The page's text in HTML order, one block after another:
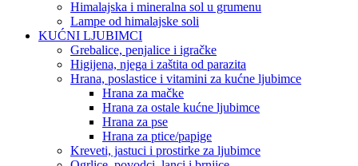
Himalajska i mineralna sol u grumenu
Lampe od himalajske soli
KUĆNI LJUBIMCI
Grebalice, penjalice i igračke
Higijena, njega i zaštita od parazita
Hrana, poslastice i vitamini za kućne ljubimce
Hrana za mačke
Hrana za ostale kućne ljubimce
Hrana za pse
Hrana za ptice/papige
Kreveti, jastuci i prostirke za ljubimce